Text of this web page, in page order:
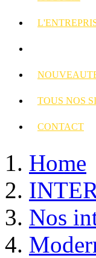
TOUS NOS
CONTACT
Home
Nos